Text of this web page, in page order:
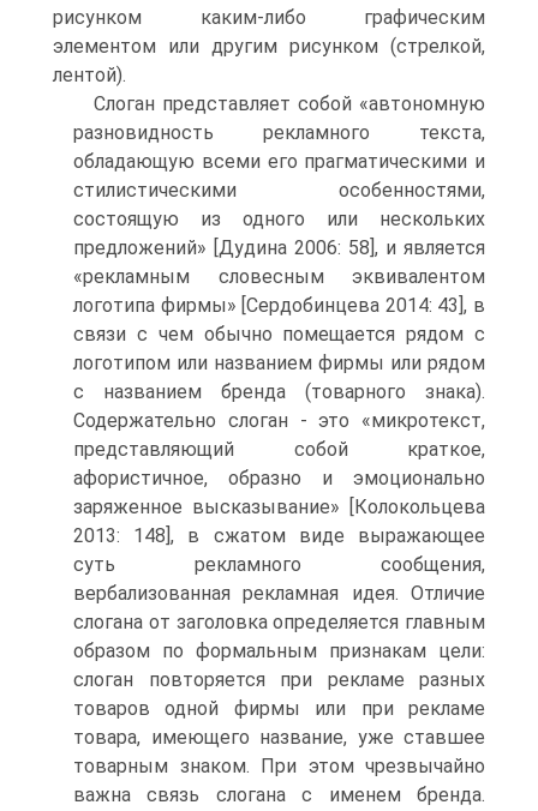
рисунком каким-либо графическим
элементом или другим рисунком (стрелкой,
лентой).
Слоган представляет собой «автономную
разновидность рекламного текста,
обладающую всеми его прагматическими и
стилистическими особенностями,
состоящую из одного или нескольких
предложений» [Дудина 2006: 58], и является
«рекламным словесным эквивалентом
логотипа фирмы» [Сердобинцева 2014: 43], в
связи с чем обычно помещается рядом с
логотипом или названием фирмы или рядом
с названием бренда (товарного знака).
Содержательно слоган - это «микротекст,
представляющий собой краткое,
афористичное, образно и эмоционально
заряженное высказывание» [Колокольцева
2013: 148], в сжатом виде выражающее
суть рекламного сообщения,
вербализованная рекламная идея. Отличие
слогана от заголовка определяется главным
образом по формальным признакам цели:
слоган повторяется при рекламе разных
товаров одной фирмы или при рекламе
товара, имеющего название, уже ставшее
товарным знаком. При этом чрезвычайно
важна связь слогана с именем бренда.